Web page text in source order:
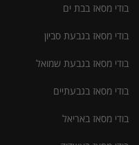
בודי מסאז בבת ים
בודי מסאז בגבעת סביון
בודי מסאז בגבעת שמואל
בודי מסאז בגבעתיים
בודי מסאז באריאל